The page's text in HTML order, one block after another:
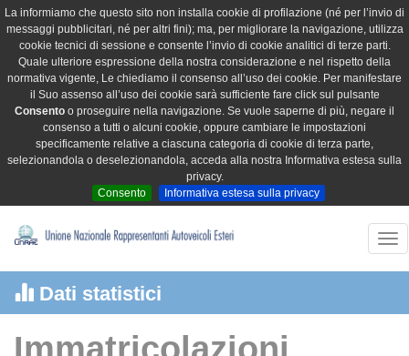
La informiamo che questo sito non installa cookie di profilazione (né per l’invio di
messaggi pubblicitari, né per altri fini); ma, per migliorare la navigazione, utilizza
cookie tecnici di sessione e consente l’invio di cookie analitici di terze parti.
Quale ulteriore espressione della nostra considerazione e nel rispetto della
normativa vigente, Le chiediamo il consenso all’uso dei cookie. Per manifestare
il Suo assenso all’uso dei cookie sarà sufficiente fare click sul pulsante
Consento o proseguire nella navigazione. Se vuole saperne di più, negare il
consenso a tutti o alcuni cookie, oppure cambiare le impostazioni
specificamente relative a ciascuna categoria di cookie di terza parte,
selezionandola o deselezionandola, acceda alla nostra Informativa estesa sulla
privacy.
Consento
Informativa estesa sulla privacy
Dati statistici